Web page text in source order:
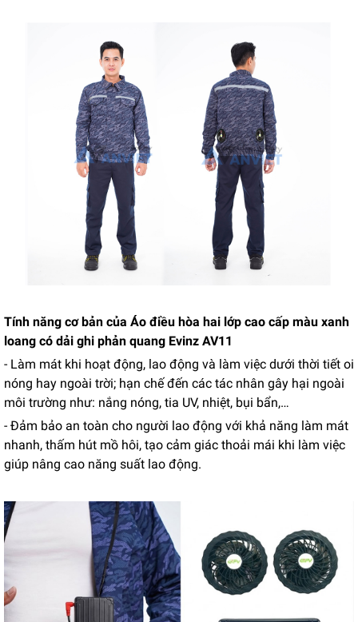
Tính năng cơ bản của Áo điều hòa hai lớp cao cấp màu xanh
loang có dải ghi phản quang Evinz AV11
- Làm mát khi hoạt động, lao động và làm việc dưới thời tiết oi
nóng hay ngoài trời; hạn chế đến các tác nhân gây hại ngoài
môi trường như: nắng nóng, tia UV, nhiệt, bụi bẩn,…
- Đảm bảo an toàn cho người lao động với khả năng làm mát
nhanh, thấm hút mồ hôi, tạo cảm giác thoải mái khi làm việc
giúp nâng cao năng suất lao động.